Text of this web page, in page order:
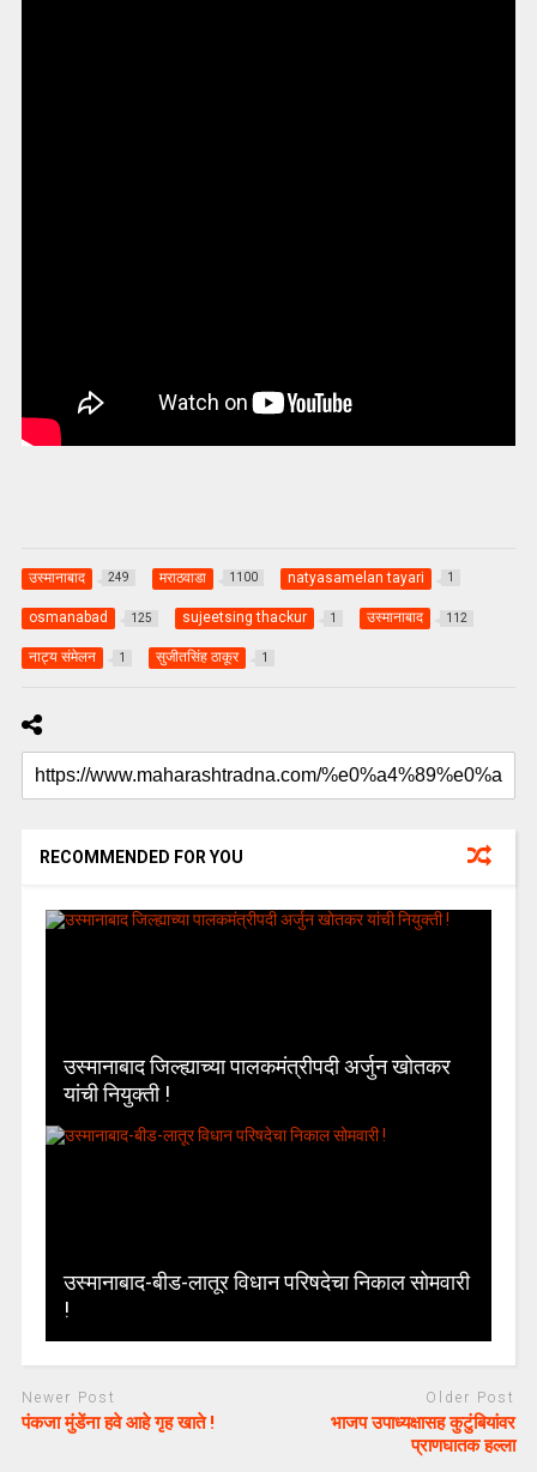
उस्मानाबाद 249 मराठवाडा 1100 natyasamelan tayari 1
osmanabad 125 sujeetsing thackur 1 उस्मानाबाद 112
नाट्य संमेलन 1 सुजीतसिंह ठाकूर 1
RECOMMENDED FOR YOU
उस्मानाबाद जिल्ह्याच्या पालकमंत्रीपदी अर्जुन खोतकर
यांची नियुक्ती !
उस्मानाबाद-बीड-लातूर विधान परिषदेचा निकाल सोमवारी
!
Newer Post
पंकजा मुंडेंना हवे आहे गृह खाते !
Older Post
भाजप उपाध्यक्षासह कुटुंबियांवर
प्राणघातक हल्ला